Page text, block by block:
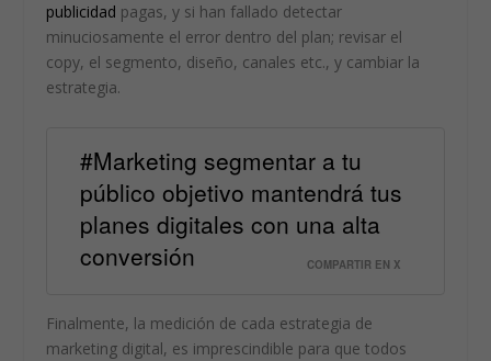
publicidad pagas, y si han fallado detectar
minuciosamente el error dentro del plan; revisar el
copy, el segmento, diseño, canales etc., y cambiar la
estrategia.
#Marketing segmentar a tu
público objetivo mantendrá tus
planes digitales con una alta
conversión
COMPARTIR EN X
Finalmente, la medición de cada estrategia de
marketing digital, es imprescindible para que todos